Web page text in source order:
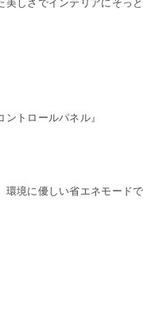
しさでインテリアにそっ
トロールパネル』
境に優しい省エネモード